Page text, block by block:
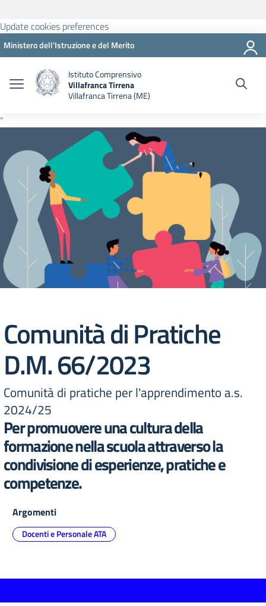
Update cookies preferences
Ministero dell'Istruzione e del Merito
Istituto Comprensivo
Villafranca Tirrena
Villafranca Tirrena (ME)
"
Comunità di Pratiche
D.M. 66/2023
Comunità di pratiche per l'apprendimento a.s.
2024/25
Per promuovere una cultura della
formazione nella scuola attraverso la
condivisione di esperienze, pratiche e
competenze.
Argomenti
Docenti e Personale ATA